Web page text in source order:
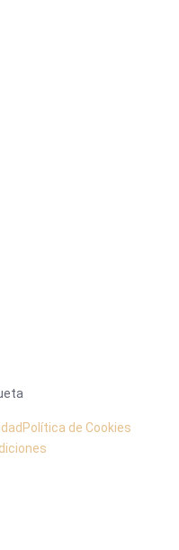
Política de Cookies